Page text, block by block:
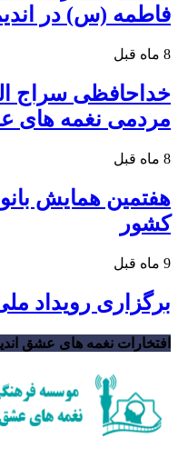
فاطمه (س) در
8 ماه قبل
خداحافظی سراج
مردمی نغمه های
8 ماه قبل
هفتمین همایش
کشور
9 ماه قبل
برگزاری رویداد
افتخارات نغمه های عشق